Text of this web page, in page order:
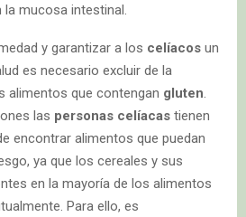
mucosa intestinal.
y garantizar a los celíacos un
es necesario excluir de la
alimentos que contengan gluten
las personas celíacas tienen
encontrar alimentos que puedan
ya que los cereales y sus
en la mayoría de los alimentos
Para ello, es